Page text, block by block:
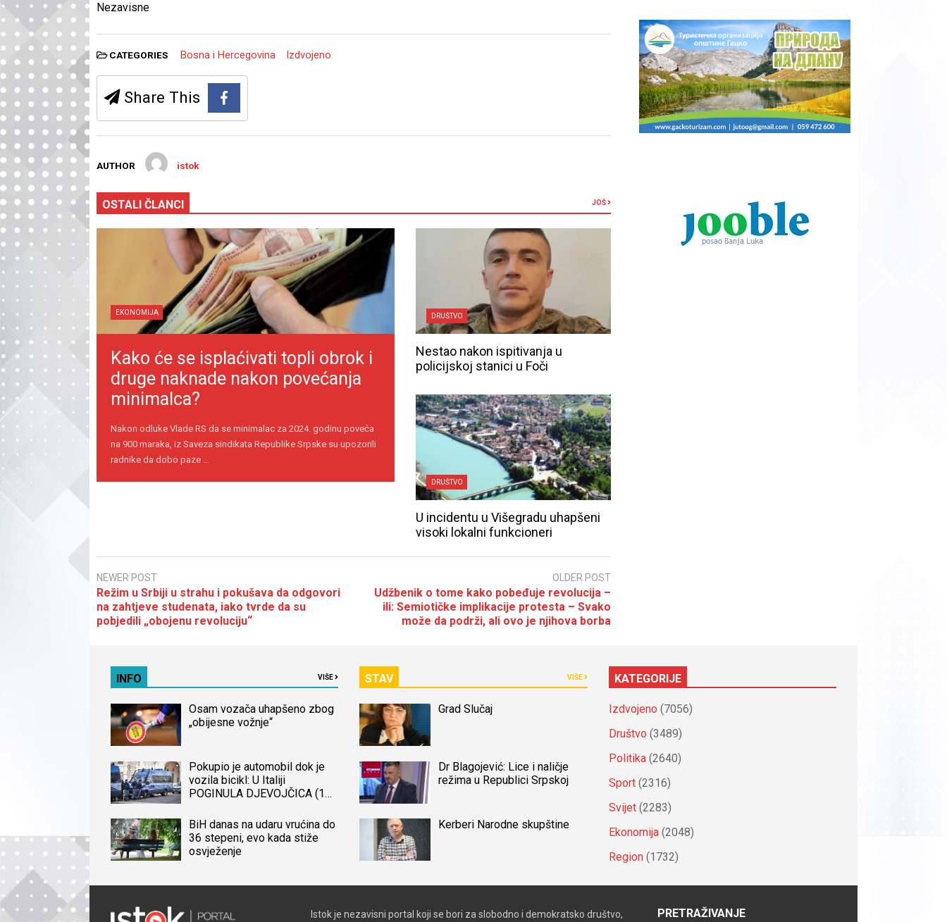
Nezavisne
CATEGORIES Bosna i Hercegovina Izdvojeno
Share This
AUTHOR istok
OSTALI ČLANCI JOŠ
EKONOMIJA
Kako će se isplaćivati topli obrok i
druge naknade nakon povećanja
minimalca?
Nakon odluke Vlade RS da se minimalac za 2024. godinu poveća
na 900 maraka, iz Saveza sindikata Republike Srpske su upozorili
radnike da dobo paze ...
DRUŠTVO
Nestao nakon ispitivanja u
policijskoj stanici u Foči
DRUŠTVO
U incidentu u Višegradu uhapšeni
visoki lokalni funkcioneri
NEWER POST
Režim u Srbiji u strahu i pokušava da odgovori
na zahtjeve studenata, iako tvrde da su
pobjedili „obojenu revoluciju“
OLDER POST
Udžbenik o tome kako pobeđuje revolucija –
ili: Semiotičke implikacije protesta – Svako
može da podrži, ali ovo je njihova borba
INFO VIŠE
Osam vozača uhapšeno zbog
„obijesne vožnje“
Pokupio je automobil dok je
vozila bicikl: U Italiji
POGINULA DJEVOJČICA (14)
tijela
BiH danas na udaru vrućina do
36 stepeni, evo kada stiže
osvježenje
STAV VIŠE
Grad Slučaj
Dr Blagojević: Lice i naličje
režima u Republici Srpskoj
Kerberi Narodne skupštine
KATEGORIJE
Izdvojeno (7056)
Društvo (3489)
Politika (2640)
Sport (2316)
Svijet (2283)
Ekonomija (2048)
Region (1732)
Istok je nezavisni portal koji se bori za slobodno i demokratsko društvo, PRETRAŽIVANJE